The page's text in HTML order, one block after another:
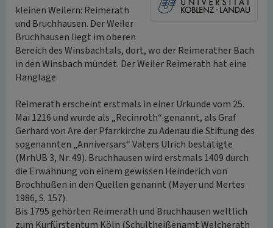
kleinen Weilern: Reimerath
und Bruchhausen. Der Weiler
Bruchhausen liegt im oberen
Bereich des Winsbachtals, dort, wo der Reimerather Bach
in den Winsbach mündet. Der Weiler Reimerath hat eine
Hanglage.
Reimerath erscheint erstmals in einer Urkunde vom 25.
Mai 1216 und wurde als „Recinroth“ genannt, als Graf
Gerhard von Are der Pfarrkirche zu Adenau die Stiftung des
sogenannten „Anniversars“ Vaters Ulrich bestätigte
(MrhUB 3, Nr. 49). Bruchhausen wird erstmals 1409 durch
die Erwähnung von einem gewissen Heinderich von
Brochhußen in den Quellen genannt (Mayer und Mertes
1986, S. 157).
Bis 1795 gehörten Reimerath und Bruchhausen weltlich
zum Kurfürstentum Köln (Schultheißenamt Welcherath